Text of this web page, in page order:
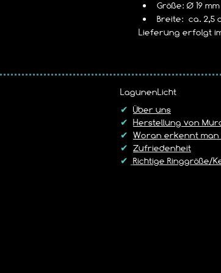
Größe: Ø 19 mm
Breite:  ca. 2,5
Lieferung erfolgt
LagunenLicht
✔ Über uns
✔ Herstellung von
✔ Woran erkennt
✔ Zufriedenheit
✔ Richtige Ringgröße/